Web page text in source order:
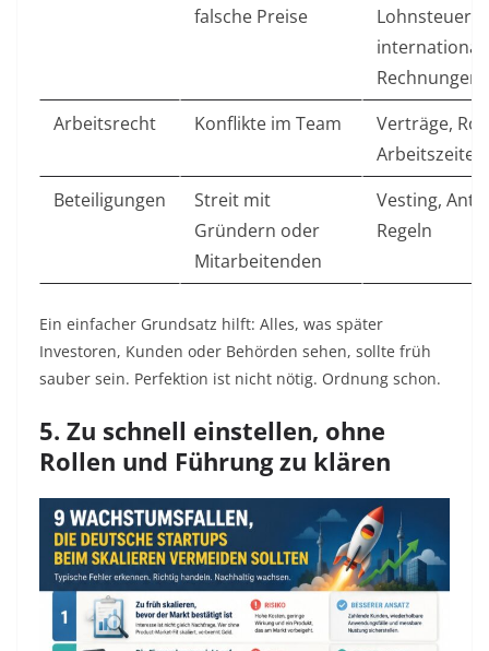
falsche Preise
Lohnsteuer,
Rechnungen
Arbeitsrecht
Konflikte im Team
Verträge,
Arbeitszeiten
Beteiligungen
Streit mit
Gründern oder
Mitarbeitenden
Vesting,
Regeln
Ein einfacher Grundsatz hilft: Alles, was später
Investoren, Kunden oder Behörden sehen, sollte früh
sauber sein. Perfektion ist nicht nötig. Ordnung schon.
5. Zu schnell einstellen, ohne
Rollen und Führung zu klären